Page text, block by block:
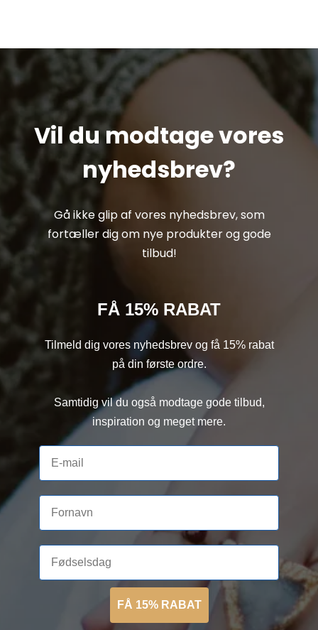
Vil du modtage vores
nyhedsbrev?
Gå ikke glip af vores nyhedsbrev, som
fortæller dig om nye produkter og gode
tilbud!
FÅ 15% RABAT
Tilmeld dig vores nyhedsbrev og få 15% rabat
på din første ordre.
Samtidig vil du også modtage gode tilbud,
inspiration og meget mere.
FÅ 15% RABAT